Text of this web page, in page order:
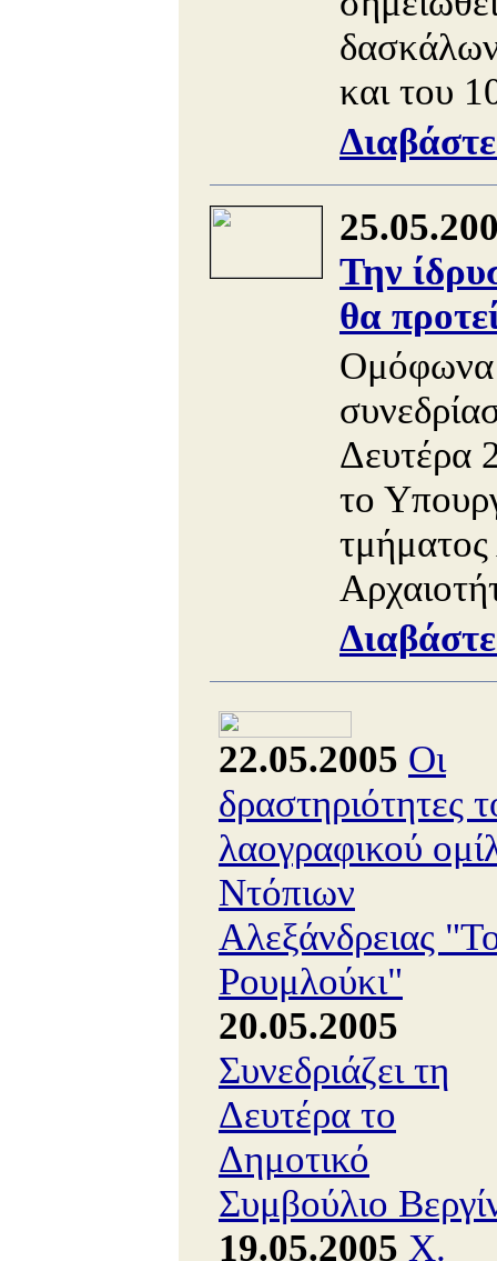
και του
Την
θα
Ομόφωνα
Δευτέρα
το
22.05.2005 Οι
δραστηριότητες
λαογραφικού
Ντόπιων
Αλεξάνδρειας
Ρουμλούκι"
20.05.2005
Συνεδριάζει τη
Δευτέρα το
Δημοτικό
Συμβούλιο
19.05.2005 Χ.